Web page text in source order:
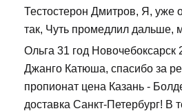
Тестостерон Дмитров, Я, уже
так, Чуть промедлил дальше,
Ольга 31 год
Джанго Катюша, спасибо за
пропионат цена Казань -
доставка Санкт-Петербург! В